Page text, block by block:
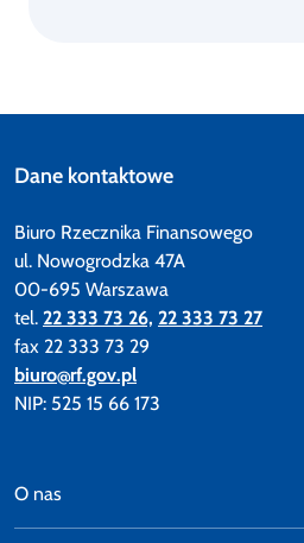
Dane kontaktowe
Biuro Rzecznika Finansowego
ul. Nowogrodzka 47A
00-695 Warszawa
tel. 22 333 73 26, 22 333 73 27
fax 22 333 73 29
biuro@rf.gov.pl
NIP: 525 15 66 173
O nas